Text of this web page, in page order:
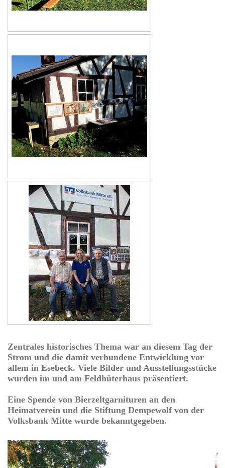
Zentrales historisches Thema war an diesem Tag der
Strom und die damit verbundene Entwicklung vor
allem in Esebeck. Viele Bilder und Ausstellungsstücke
wurden im und am Feldhüterhaus präsentiert.
Eine Spende von Bierzeltgarnituren an den
Heimatverein und die Stiftung Dempewolf von der
Volksbank Mitte wurde bekanntgegeben.